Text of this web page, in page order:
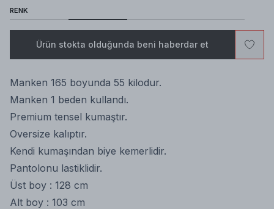
RENK
Ürün stokta olduğunda beni haberdar et
Manken 165 boyunda 55 kilodur.
Manken 1 beden kullandı.
Premium tensel kumaştır.
Oversize kalıptır.
Kendi kumaşından biye kemerlidir.
Pantolonu lastiklidir.
Üst boy : 128 cm
Alt boy : 103 cm